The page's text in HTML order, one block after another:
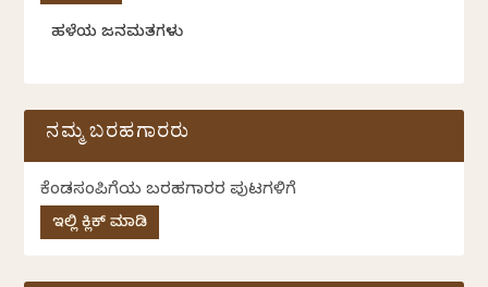
ಹಳೆಯ ಜನಮತಗಳು
ನಮ್ಮ ಬರಹಗಾರರು
ಕೆಂಡಸಂಪಿಗೆಯ ಬರಹಗಾರರ ಪುಟಗಳಿಗೆ
ಇಲ್ಲಿ ಕ್ಲಿಕ್ ಮಾಡಿ